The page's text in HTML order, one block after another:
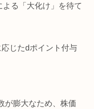
る「大化け」を待て
応じたdポイント付与
が膨大なため、株価